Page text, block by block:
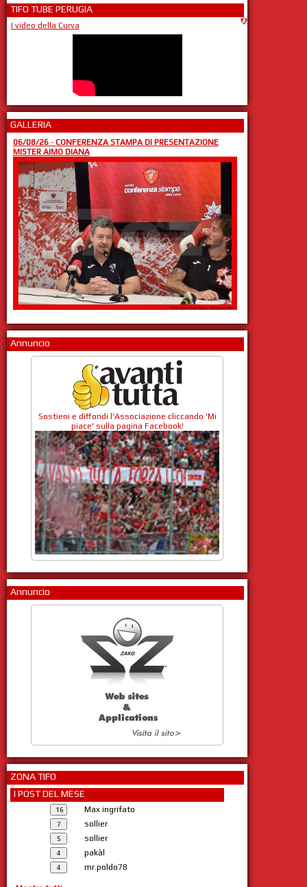
TIFO TUBE PERUGIA
I video della Curva
GALLERIA
06/08/26- CONFERENZA STAMPA DI PRESENTAZIONE
MISTER AIMO DIANA
Annuncio
Sostieni e diffondi l'Associazione cliccando 'Mi
piace' sulla pagina Facebook!
Annuncio
ZONA TIFO
I POST DEL MESE
Max ingrifato
sollier
sollier
pakàl
mr.poldo78